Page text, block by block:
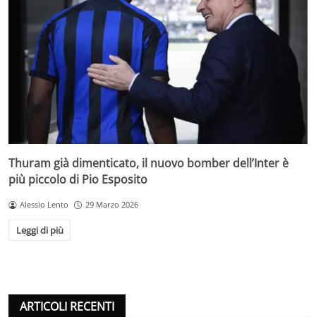
Thuram già dimenticato, il nuovo bomber dell’Inter è
più piccolo di Pio Esposito
Alessio Lento 29 Marzo 2026
Leggi di più
ARTICOLI RECENTI